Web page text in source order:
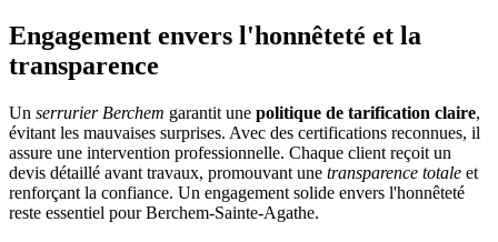
Engagement envers l'honnêteté et la
transparence
Un serrurier Berchem garantit une politique de tarification claire,
évitant les mauvaises surprises. Avec des certifications reconnues, il
assure une intervention professionnelle. Chaque client reçoit un
devis détaillé avant travaux, promouvant une transparence totale et
renforçant la confiance. Un engagement solide envers l'honnêteté
reste essentiel pour Berchem-Sainte-Agathe.